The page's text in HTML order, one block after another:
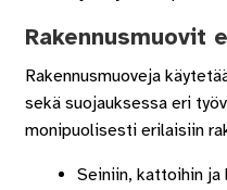
Rakennusmuovit
Rakennusmuoveja
sekä suojauksessa eri
monipuolisesti erilaisiin
Seiniin, kattoihin